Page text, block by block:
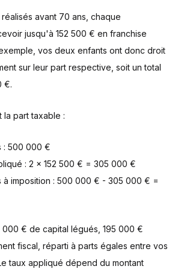
avant 70 ans, chaque
jusqu'à 152 500 € en franchise
vos deux enfants ont donc droit
sur leur part respective, soit un total
€.
la part taxable :
: 500 000 €
: 2 x 152 500 € = 305 000 €
à imposition : 500 000 € - 305 000 € =
000 € de capital légués, 195 000 €
fiscal, réparti à parts égales entre vos
taux appliqué dépend du montant